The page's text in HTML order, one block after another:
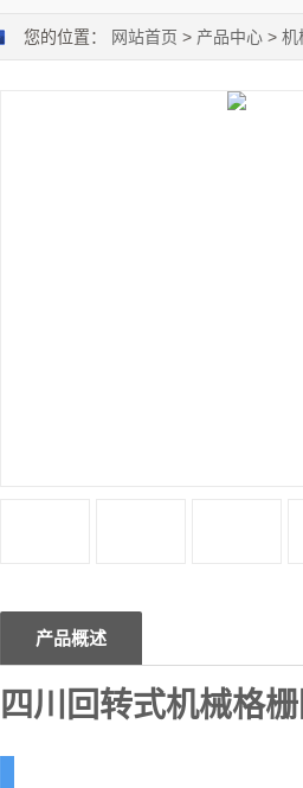
您的位置： 网站首页 > 产品中心 > 机
产品概述
四川回转式机械格